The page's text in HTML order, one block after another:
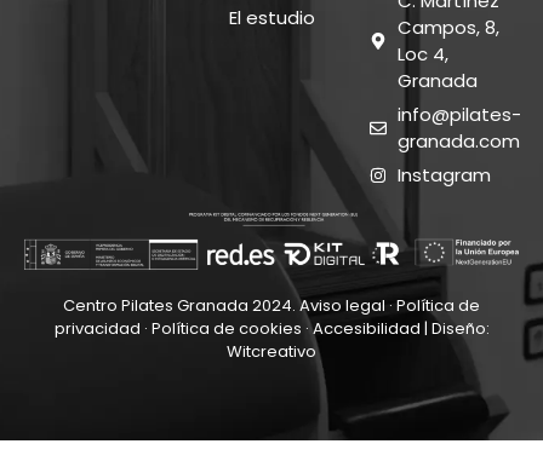
El estudio
Campos, 8,
Loc 4,
Granada
info@pilates-
granada.com
Instagram
Centro Pilates Granada 2024.Aviso legal · Política de
privacidad · Política de cookies ·Accesibilidad | Diseño:
Witcreativo